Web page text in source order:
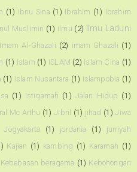
(1) Ibnu Sina (1) Ibrahim (1) Ibrahim
Muslimin (1) ilmu (2)
Ilmu Laduni
Imam Al-Ghazali (2) imam Ghazali (1)
(1) Islam (1) ISLAM (2) Islam Cina (1)
(1) Islam Nusantara (1) Islampobia (1)
(1) Istiqamah (1) Jalan Hidup (1)
Mc Arthu (1) Jibril (1) jihad (1) Jiwa
Jogyakarta (1) jordania (1)
jurriyah
Kajian (1) kambing (1) Karamah (1)
Kebebasan beragama (1) Kebohongan